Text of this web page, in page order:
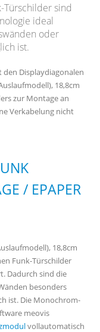
sind
ideal
oder
ist.
Displaydiagonalen
18,8cm
zur Montage an
Verkabelung nicht
/ EPAPER
18,8cm
Funk-Türschilder
Dadurch sind die
besonders
ist. Die Monochrom-
meovis
vollautomatisch